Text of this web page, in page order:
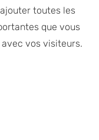
toutes les
que vous
vos visiteurs.